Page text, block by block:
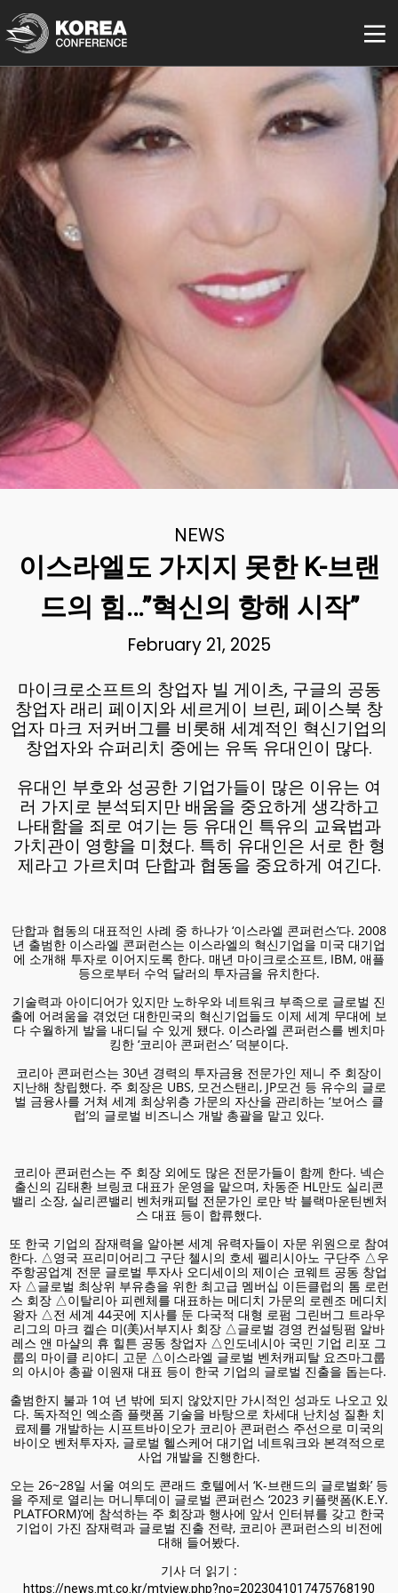
NEWS
이스라엘도 가지지 못한 K-브랜
드의 힘…”혁신의 항해 시작”
February 21, 2025
마이크로소프트의 창업자 빌 게이츠, 구글의 공동
창업자 래리 페이지와 세르게이 브린, 페이스북 창
업자 마크 저커버그를 비롯해 세계적인 혁신기업의
창업자와 슈퍼리치 중에는 유독 유대인이 많다.
유대인 부호와 성공한 기업가들이 많은 이유는 여
러 가지로 분석되지만 배움을 중요하게 생각하고
나태함을 죄로 여기는 등 유대인 특유의 교육법과
가치관이 영향을 미쳤다. 특히 유대인은 서로 한 형
제라고 가르치며 단합과 협동을 중요하게 여긴다.
단합과 협동의 대표적인 사례 중 하나가 ‘이스라엘 콘퍼런스’다. 2008
년 출범한 이스라엘 콘퍼런스는 이스라엘의 혁신기업을 미국 대기업
에 소개해 투자로 이어지도록 한다. 매년 마이크로소프트, IBM, 애플
등으로부터 수억 달러의 투자금을 유치한다.
기술력과 아이디어가 있지만 노하우와 네트워크 부족으로 글로벌 진
출에 어려움을 겪었던 대한민국의 혁신기업들도 이제 세계 무대에 보
다 수월하게 발을 내디딜 수 있게 됐다. 이스라엘 콘퍼런스를 벤치마
킹한 ‘코리아 콘퍼런스’ 덕분이다.
코리아 콘퍼런스는 30년 경력의 투자금융 전문가인 제니 주 회장이
지난해 창립했다. 주 회장은 UBS, 모건스탠리, JP모건 등 유수의 글로
벌 금융사를 거쳐 세계 최상위층 가문의 자산을 관리하는 ‘보어스 클
럽’의 글로벌 비즈니스 개발 총괄을 맡고 있다.
코리아 콘퍼런스는 주 회장 외에도 많은 전문가들이 함께 한다. 넥슨
출신의 김태환 브링코 대표가 운영을 맡으며, 차동준 HL만도 실리콘
밸리 소장, 실리콘밸리 벤처캐피털 전문가인 로만 박 블랙마운틴벤처
스 대표 등이 합류했다.
또 한국 기업의 잠재력을 알아본 세계 유력자들이 자문 위원으로 참여
한다. △영국 프리미어리그 구단 첼시의 호세 펠리시아노 구단주 △우
주항공업계 전문 글로벌 투자사 오디세이의 제이슨 코웨트 공동 창업
자 △글로벌 최상위 부유층을 위한 최고급 멤버십 이든클럽의 톰 로런
스 회장 △이탈리아 피렌체를 대표하는 메디치 가문의 로렌조 메디치
왕자 △전 세계 44곳에 지사를 둔 다국적 대형 로펌 그린버그 트라우
리그의 마크 켈슨 미(美)서부지사 회장 △글로벌 경영 컨설팅펌 알바
레스 앤 마샬의 휴 힐튼 공동 창업자 △인도네시아 국민 기업 리포 그
룹의 마이클 리야디 고문 △이스라엘 글로벌 벤처캐피탈 요즈마그룹
의 아시아 총괄 이원재 대표 등이 한국 기업의 글로벌 진출을 돕는다.
출범한지 불과 1여 년 밖에 되지 않았지만 가시적인 성과도 나오고 있
다. 독자적인 엑소좀 플랫폼 기술을 바탕으로 차세대 난치성 질환 치
료제를 개발하는 시프트바이오가 코리아 콘퍼런스 주선으로 미국의
바이오 벤처투자자, 글로벌 헬스케어 대기업 네트워크와 본격적으로
사업 개발을 진행한다.
오는 26~28일 서울 여의도 콘래드 호텔에서 ‘K-브랜드의 글로벌화’ 등
을 주제로 열리는 머니투데이 글로벌 콘퍼런스 ‘2023 키플랫폼(K.E.Y.
PLATFORM)’에 참석하는 주 회장과 행사에 앞서 인터뷰를 갖고 한국
기업이 가진 잠재력과 글로벌 진출 전략, 코리아 콘퍼런스의 비전에
대해 들어봤다.
기사 더 읽기 :
https://news.mt.co.kr/mtview.php?no=2023041017475768190